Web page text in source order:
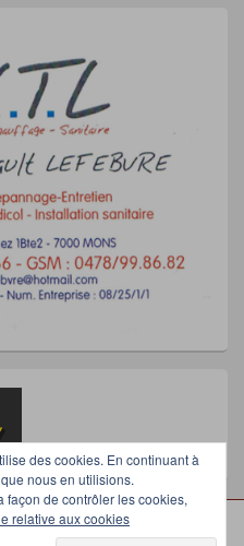
des cookies. En continuant à
nous en utilisions.
façon de contrôler les cookies,
relative aux cookies